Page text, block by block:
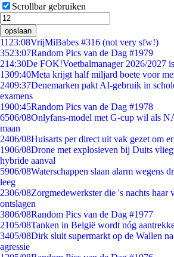
Scrollbar gebruiken
opslaan
11 23:08VrijMiBabes #316 (not very sfw!)
3523:07Random Pics van de Dag #1979
214:30De FOK!Voetbalmanager 2026/2027
1309:40Meta krijgt half miljard boete voor
2409:37Denemarken pakt AI-gebruik in
examens
1900:45Random Pics van de Dag #1978
6506/08Onlyfans-model met G-cup wil als
maan
2406/08Huisarts per direct uit vak gezet om
1906/08Drone met explosieven bij Duits
hybride aanval
5906/08Waterschappen slaan alarm wegens
leeg
2306/08Zorgmedewerkster die 's nachts haar
ontslagen
3806/08Random Pics van de Dag #1977
2105/08Tanken in België wordt nóg
3405/08Dirk sluit supermarkt op de Wallen
agressie